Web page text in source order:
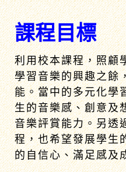
課程目標
利用校本課程，照顧
學習音樂的興趣之餘
能。當中的多元化學
生的音樂感、創意及
音樂評賞能力。另透
程，也希望發展學生
的自信心、滿足感及